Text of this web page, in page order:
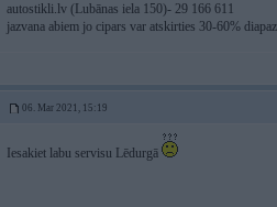
autostikli.lv (Lubānas iela 150)- 29 166 611
jazvana abiem jo cipars var atskirties 30-60%
06. Mar 2021, 15:19
Iesakiet labu servisu Lēdurgā